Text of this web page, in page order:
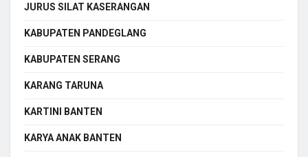
JURUS SILAT KASERANGAN
KABUPATEN PANDEGLANG
KABUPATEN SERANG
KARANG TARUNA
KARTINI BANTEN
KARYA ANAK BANTEN